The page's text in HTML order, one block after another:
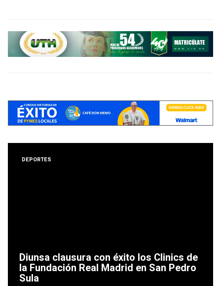
DEPORTES
Diunsa clausura con éxito los Clinics de
la Fundación Real Madrid en San Pedro
Sula